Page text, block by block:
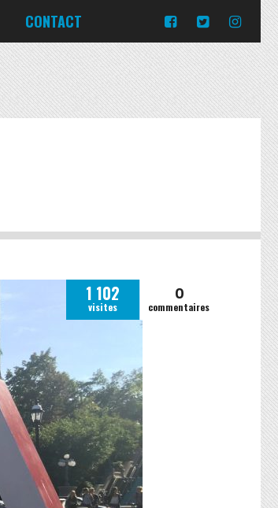
Sud
Unis
Islande
Italie
Lituanie
Portugal
Ukraine
République tchèque
CONTACT
Russie
Slovaquie
Slovénie
1 102
visites
0
commentaires